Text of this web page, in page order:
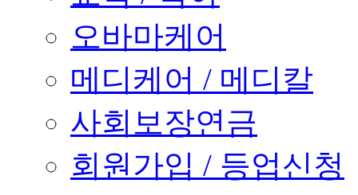
오바마케어
메디케어 / 메디칼
사회보장연금
회원가입 / 등업신청